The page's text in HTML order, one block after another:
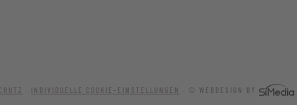
INDIVIDUELLE COOKIE-EINSTELLUNGEN © WEBDESIGN BY